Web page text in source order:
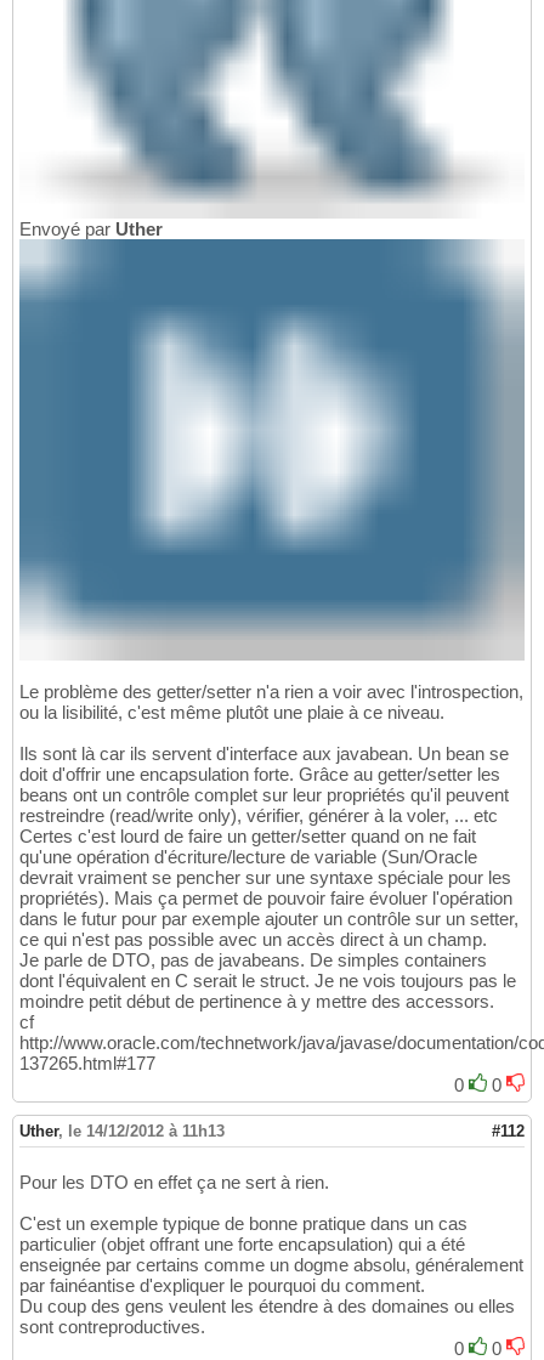
Envoyé par Uther
Le problème des getter/setter n'a rien a voir avec l'introspection,
ou la lisibilité, c'est même plutôt une plaie à ce niveau.
Ils sont là car ils servent d'interface aux javabean. Un bean se
doit d'offrir une encapsulation forte. Grâce au getter/setter les
beans ont un contrôle complet sur leur propriétés qu'il peuvent
restreindre (read/write only), vérifier, générer à la voler, ... etc
Certes c'est lourd de faire un getter/setter quand on ne fait
qu'une opération d'écriture/lecture de variable (Sun/Oracle
devrait vraiment se pencher sur une syntaxe spéciale pour les
propriétés). Mais ça permet de pouvoir faire évoluer l'opération
dans le futur pour par exemple ajouter un contrôle sur un setter,
ce qui n'est pas possible avec un accès direct à un champ.
Je parle de DTO, pas de javabeans. De simples containers
dont l'équivalent en C serait le struct. Je ne vois toujours pas le
moindre petit début de pertinence à y mettre des accessors.
cf
http://www.oracle.com/technetwork/java/javase/documentation/
137265.html#177
0
0
Uther, le 14/12/2012 à 11h13 #112
Pour les DTO en effet ça ne sert à rien.
C'est un exemple typique de bonne pratique dans un cas
particulier (objet offrant une forte encapsulation) qui a été
enseignée par certains comme un dogme absolu, généralement
par fainéantise d'expliquer le pourquoi du comment.
Du coup des gens veulent les étendre à des domaines ou elles
sont contreproductives.
0
0